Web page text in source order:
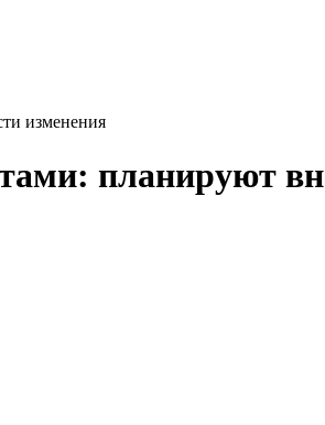
изменения
планируют